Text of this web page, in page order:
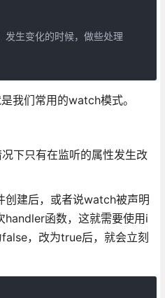
我们常用的watch模式。
下只有在监听的属性发生改
创建后，或者说watch被声明
handler函数，这就需要使用i
，改为true后，就会立刻